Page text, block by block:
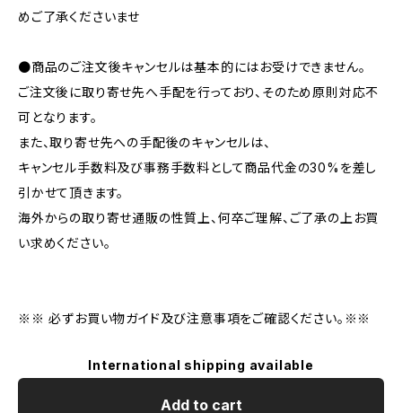
めご了承くださいませ
●商品のご注文後キャンセルは基本的にはお受けできません。
ご注文後に取り寄せ先へ手配を行っており、そのため原則対応不
可となります。
また、取り寄せ先への手配後のキャンセルは、
キャンセル手数料及び事務手数料として商品代金の30%を差し
引かせて頂きます。
海外からの取り寄せ通販の性質上、何卒ご理解、ご了承の上お買
い求めください。
※※ 必ずお買い物ガイド及び注意事項をご確認ください。※※
International shipping available
Add to cart